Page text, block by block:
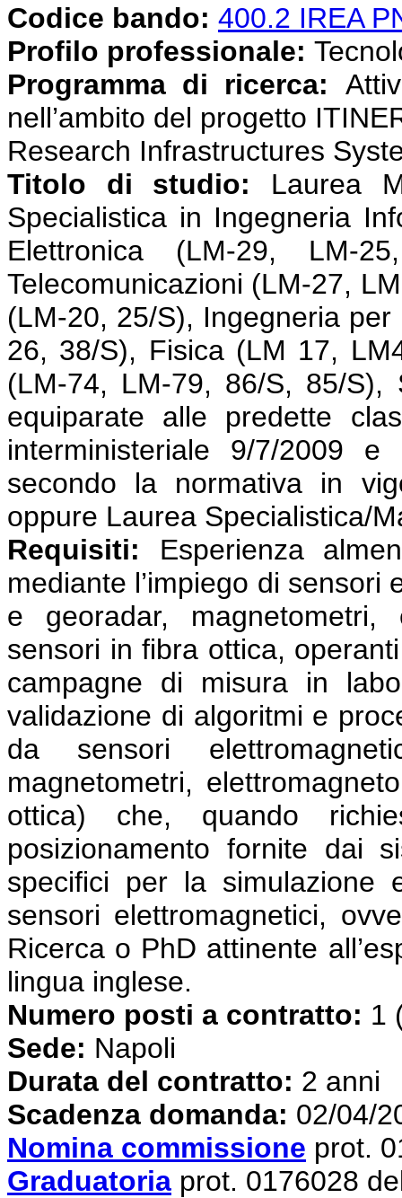
Codice bando: 400.2 IREA
Profilo professionale:
Programma di ricerca:
nell’ambito del progetto
Research Infrastructures
Titolo di studio: Laurea
Specialistica in Ingegneria
Elettronica (LM-29, LM-
Telecomunicazioni (LM-27,
(LM-20, 25/S), Ingegneria per
26, 38/S), Fisica (LM 17,
(LM-74, LM-79, 86/S, 85/S),
equiparate alle predette
interministeriale 9/7/2009 e
secondo la normativa in
oppure Laurea Specialistica/
Requisiti: Esperienza
mediante l’impiego di
e georadar, magnetometri,
sensori in fibra ottica,
campagne di misura in
validazione di algoritmi e
da sensori
magnetometri,
ottica) che, quando
posizionamento fornite dai
specifici per la simulazione
sensori elettromagnetici,
Ricerca o PhD attinente
lingua inglese.
Numero posti a contratto: 1
Sede: Napoli
Durata del contratto: 2 anni
Scadenza domanda: 02/04/
Nomina commissione prot.
Graduatoria prot. 0176028